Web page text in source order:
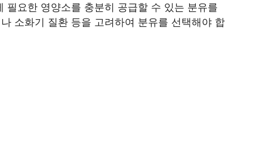
요한 영양소를 충분히 공급할 수 있는 분유를
소화기 질환 등을 고려하여 분유를 선택해야 합